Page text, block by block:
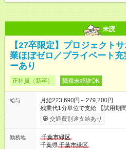
未読
【27卒限定】プロジェクト
業ほぼゼロ／プライベート
ーあり
正社員（新卒） 職種未経験OK
給与
月給223,690円～279,200円
残業代1分単位で
交通費別途支給あり
勤務地
千葉市緑区
千葉県千葉市緑区